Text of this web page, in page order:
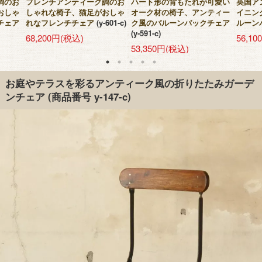
しゃ
ェア
しゃれな椅子、猫足がおしゃ
れなフレンチチェア (y-601-c)
68,200円(税込)
オーク材の椅子、アンティー
ク風のバルーンバックチェア
(y-591-c)
53,350円(税込)
イニン
ルーン
お庭やテラスを彩るアンティーク風の折りたたみガーデ
ンチェア(商品番号 y-147-c)